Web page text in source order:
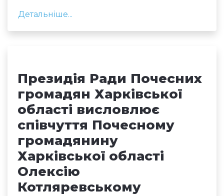
Детальніше...
Президія Ради Почесних
громадян Харківської
області висловлює
співчуття Почесному
громадянину
Харківської області
Олексію
Котляревському